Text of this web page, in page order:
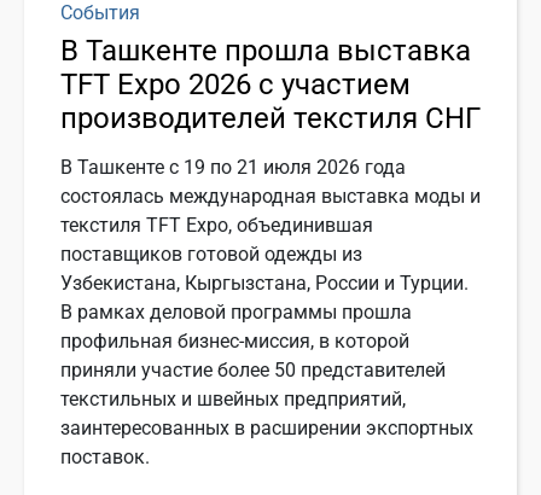
События
В Ташкенте прошла выставка
TFT Expo 2026 с участием
производителей текстиля СНГ
В Ташкенте с 19 по 21 июля 2026 года
состоялась международная выставка моды и
текстиля TFT Expo, объединившая
поставщиков готовой одежды из
Узбекистана, Кыргызстана, России и Турции.
В рамках деловой программы прошла
профильная бизнес-миссия, в которой
приняли участие более 50 представителей
текстильных и швейных предприятий,
заинтересованных в расширении экспортных
поставок.